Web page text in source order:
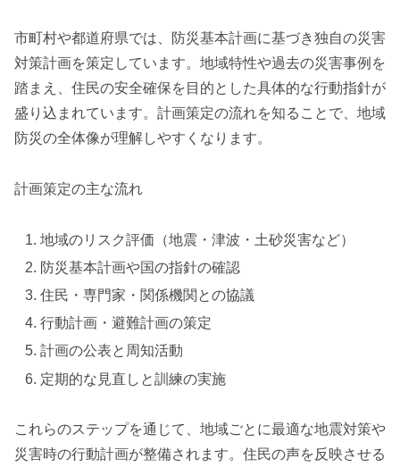
市町村や都道府県では、防災基本計画に基づき独自の災害
対策計画を策定しています。地域特性や過去の災害事例を
踏まえ、住民の安全確保を目的とした具体的な行動指針が
盛り込まれています。計画策定の流れを知ることで、地域
防災の全体像が理解しやすくなります。
計画策定の主な流れ
地域のリスク評価（地震・津波・土砂災害など）
防災基本計画や国の指針の確認
住民・専門家・関係機関との協議
行動計画・避難計画の策定
計画の公表と周知活動
定期的な見直しと訓練の実施
これらのステップを通じて、地域ごとに最適な地震対策や
災害時の行動計画が整備されます。住民の声を反映させる